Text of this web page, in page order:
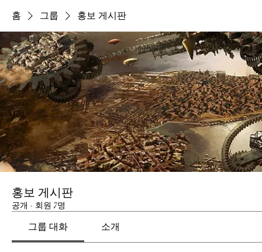
홈 그룹 홍보 게시판
홍보 게시판
공개 · 회원 7명
그룹 대화 소개